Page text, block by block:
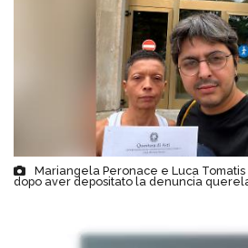
Mariangela Peronace e Luca
dopo aver depositato la denuncia